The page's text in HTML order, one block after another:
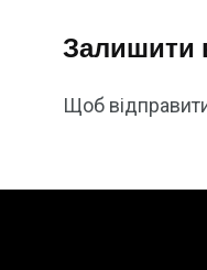
Залишити
Щоб